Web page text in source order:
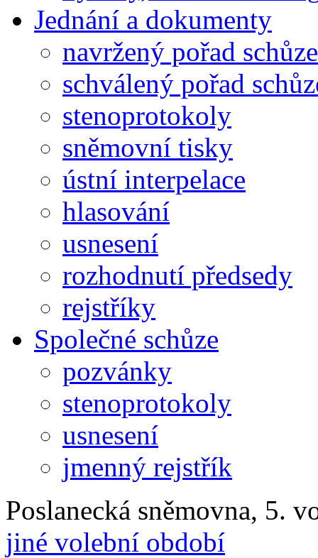
Jednání a dokumenty
navržený pořad schůze
schválený pořad
stenoprotokoly
sněmovní tisky
ústní interpelace
hlasování
usnesení
rozhodnutí předsedy
rejstříky
Společné schůze
pozvánky
stenoprotokoly
usnesení
jmenný rejstřík
Poslanecká sněmovna, 5.
jiné volební období